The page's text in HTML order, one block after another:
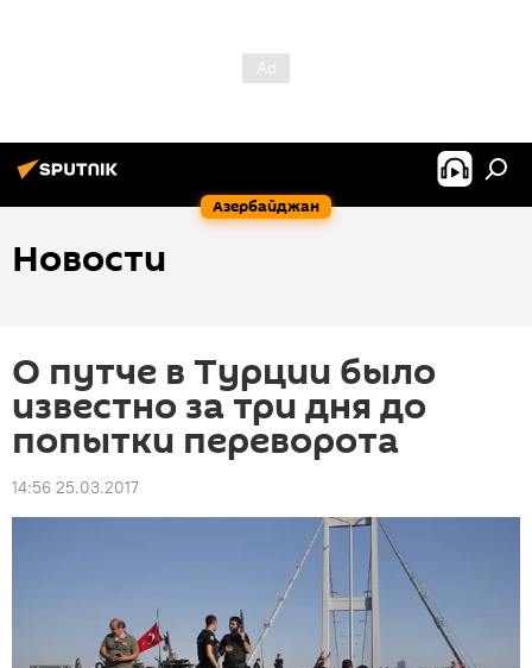
Азербайджан
Новости
О путче в Турции было
известно за три дня до
попытки переворота
14:56 25.03.2017